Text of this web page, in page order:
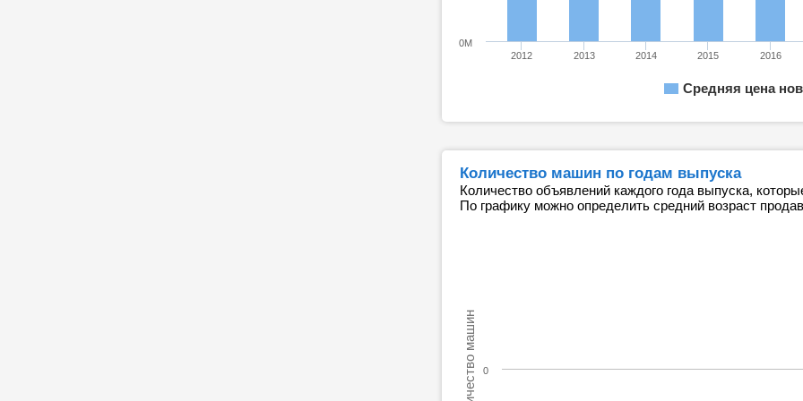
Средняя цена
2012 2013 2014 2015 2016
0M
Количество машин по годам выпуска
Количество объявлений каждого года выпуска,
По графику можно определить средний возраст
Количество машин 0